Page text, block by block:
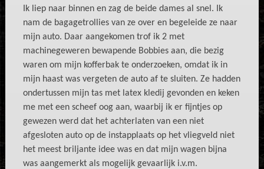
Ik liep naar binnen en zag de beide dames al snel. Ik
nam de bagagetrollies van ze over en begeleide ze naar
mijn auto. Daar aangekomen trof ik 2 met
machinegeweren bewapende Bobbies aan, die bezig
waren om mijn kofferbak te onderzoeken, omdat ik in
mijn haast was vergeten de auto af te sluiten. Ze hadden
ondertussen mijn tas met latex kledij gevonden en keken
me met een scheef oog aan, waarbij ik er fijntjes op
gewezen werd dat het achterlaten van een niet
afgesloten auto op de instapplaats op het vliegveld niet
het meest briljante idee was en dat mijn wagen bijna
was aangemerkt als mogelijk gevaarlijk i.v.m.